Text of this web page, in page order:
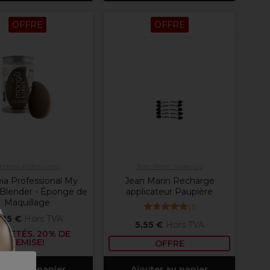
OFFRE
Professional My
- Éponge de
Maquillage
€ Hors TVA
20% DE
REMISE!
OFFRE
Jean Marin Recharge
applicateur Paupière
(1)
5,55 € Hors TVA
OFFRE